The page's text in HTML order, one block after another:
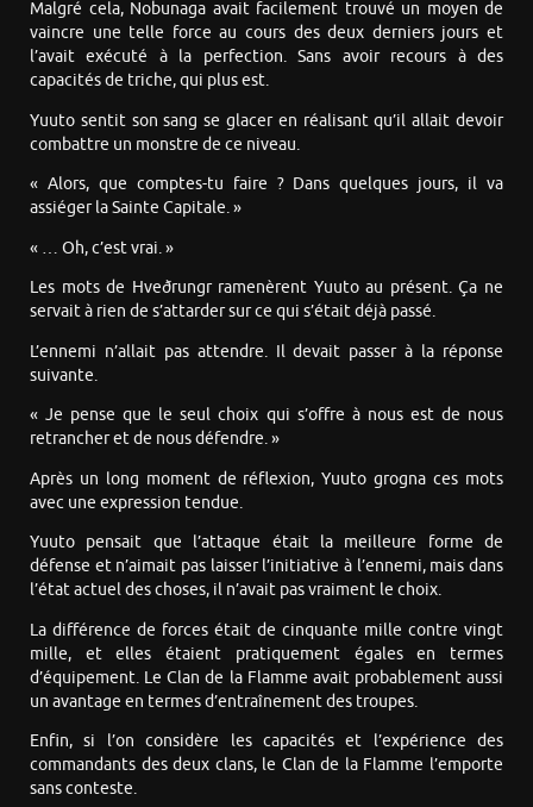
Malgré cela, Nobunaga avait facilement trouvé un moyen de
vaincre une telle force au cours des deux derniers jours et
l’avait exécuté à la perfection. Sans avoir recours à des
capacités de triche, qui plus est.
Yuuto sentit son sang se glacer en réalisant qu’il allait devoir
combattre un monstre de ce niveau.
« Alors, que comptes-tu faire ? Dans quelques jours, il va
assiéger la Sainte Capitale. »
« … Oh, c’est vrai. »
Les mots de Hveðrungr ramenèrent Yuuto au présent. Ça ne
servait à rien de s’attarder sur ce qui s’était déjà passé.
L’ennemi n’allait pas attendre. Il devait passer à la réponse
suivante.
« Je pense que le seul choix qui s’offre à nous est de nous
retrancher et de nous défendre. »
Après un long moment de réflexion, Yuuto grogna ces mots
avec une expression tendue.
Yuuto pensait que l’attaque était la meilleure forme de
défense et n’aimait pas laisser l’initiative à l’ennemi, mais dans
l’état actuel des choses, il n’avait pas vraiment le choix.
La différence de forces était de cinquante mille contre vingt
mille, et elles étaient pratiquement égales en termes
d’équipement. Le Clan de la Flamme avait probablement aussi
un avantage en termes d’entraînement des troupes.
Enfin, si l’on considère les capacités et l’expérience des
commandants des deux clans, le Clan de la Flamme l’emporte
sans conteste.